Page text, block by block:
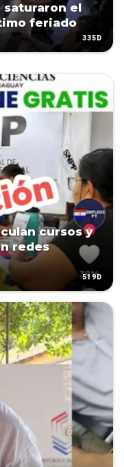
saturaron el
feriado
335D
cursos y
redes
519D